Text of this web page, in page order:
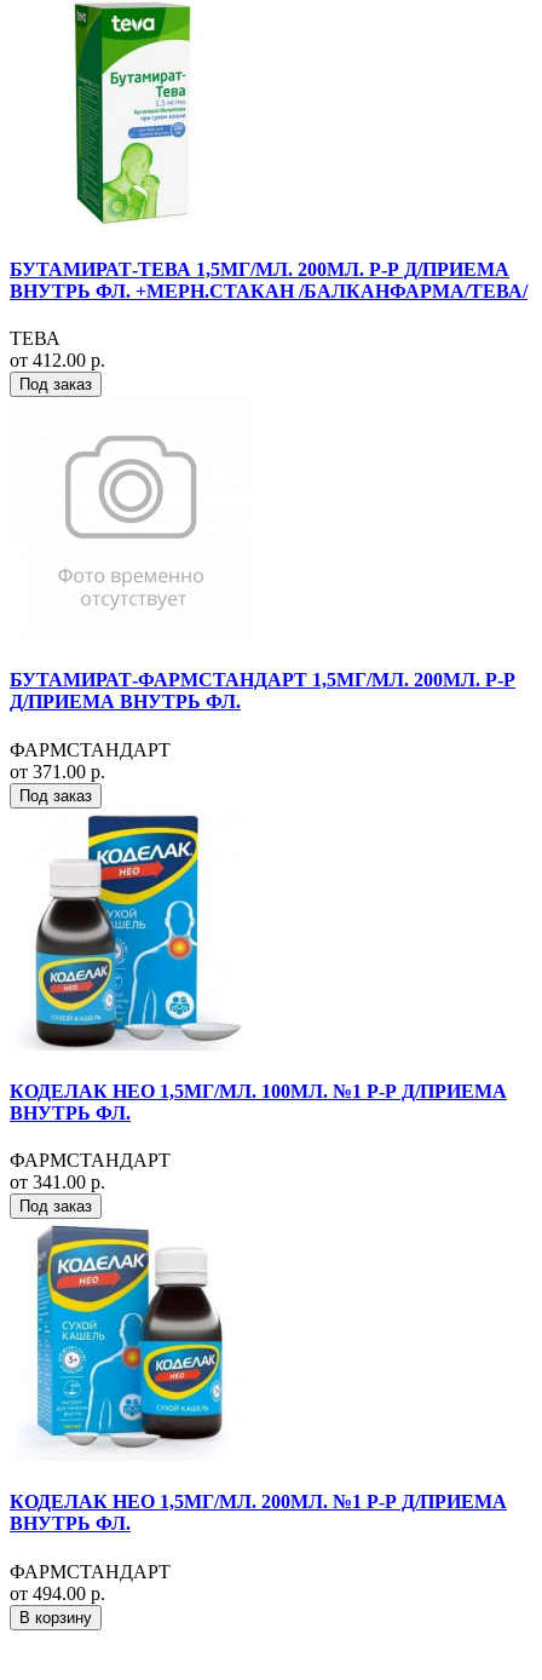
БУТАМИРАТ-ТЕВА 1,5МГ/МЛ. 200МЛ. Р-Р Д/ПРИЕМА
ВНУТРЬ ФЛ. +МЕРН.СТАКАН /БАЛКАНФАРМА/ТЕВА/
ТЕВА
от 412.00 р.
Под заказ
БУТАМИРАТ-ФАРМСТАНДАРТ 1,5МГ/МЛ. 200МЛ. Р-Р
Д/ПРИЕМА ВНУТРЬ ФЛ.
ФАРМСТАНДАРТ
от 371.00 р.
Под заказ
КОДЕЛАК НЕО 1,5МГ/МЛ. 100МЛ. №1 Р-Р Д/ПРИЕМА
ВНУТРЬ ФЛ.
ФАРМСТАНДАРТ
от 341.00 р.
Под заказ
КОДЕЛАК НЕО 1,5МГ/МЛ. 200МЛ. №1 Р-Р Д/ПРИЕМА
ВНУТРЬ ФЛ.
ФАРМСТАНДАРТ
от 494.00 р.
В корзину